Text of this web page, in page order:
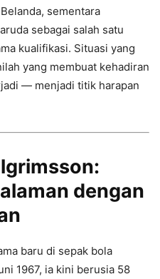
sementara
sebagai salah satu
kualifikasi. Situasi yang
yang membuat kehadiran
— menjadi titik harapan
dengan
baru di sepak bola
1967, ia kini berusia 58